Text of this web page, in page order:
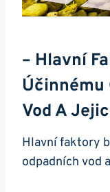
– Hlavní
Účinnému
Vod A
Hlavní faktory
odpadních vod